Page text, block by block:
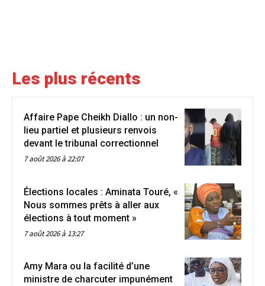
Les plus récents
Affaire Pape Cheikh Diallo : un non-
lieu partiel et plusieurs renvois
devant le tribunal correctionnel
7 août 2026 à 22:07
Élections locales : Aminata Touré, «
Nous sommes prêts à aller aux
élections à tout moment »
7 août 2026 à 13:27
Amy Mara ou la facilité d’une
ministre de charcuter impunément